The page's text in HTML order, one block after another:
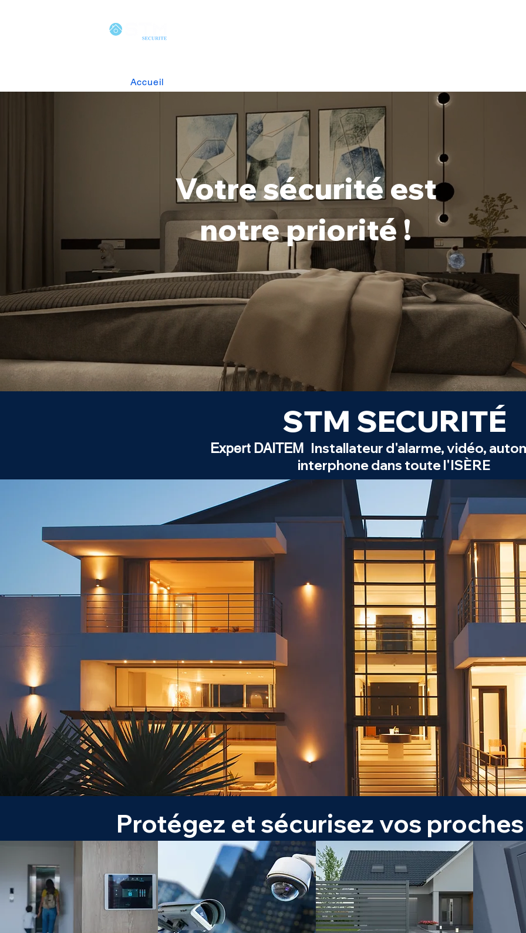
Accueil
Votre sécurité est
notre priorité !
STM SECURITÉ
Expert DAITEM Installateur d'alarme, vidéo,
interphone dans toute l'ISÈRE
Protégez et sécurisez vos